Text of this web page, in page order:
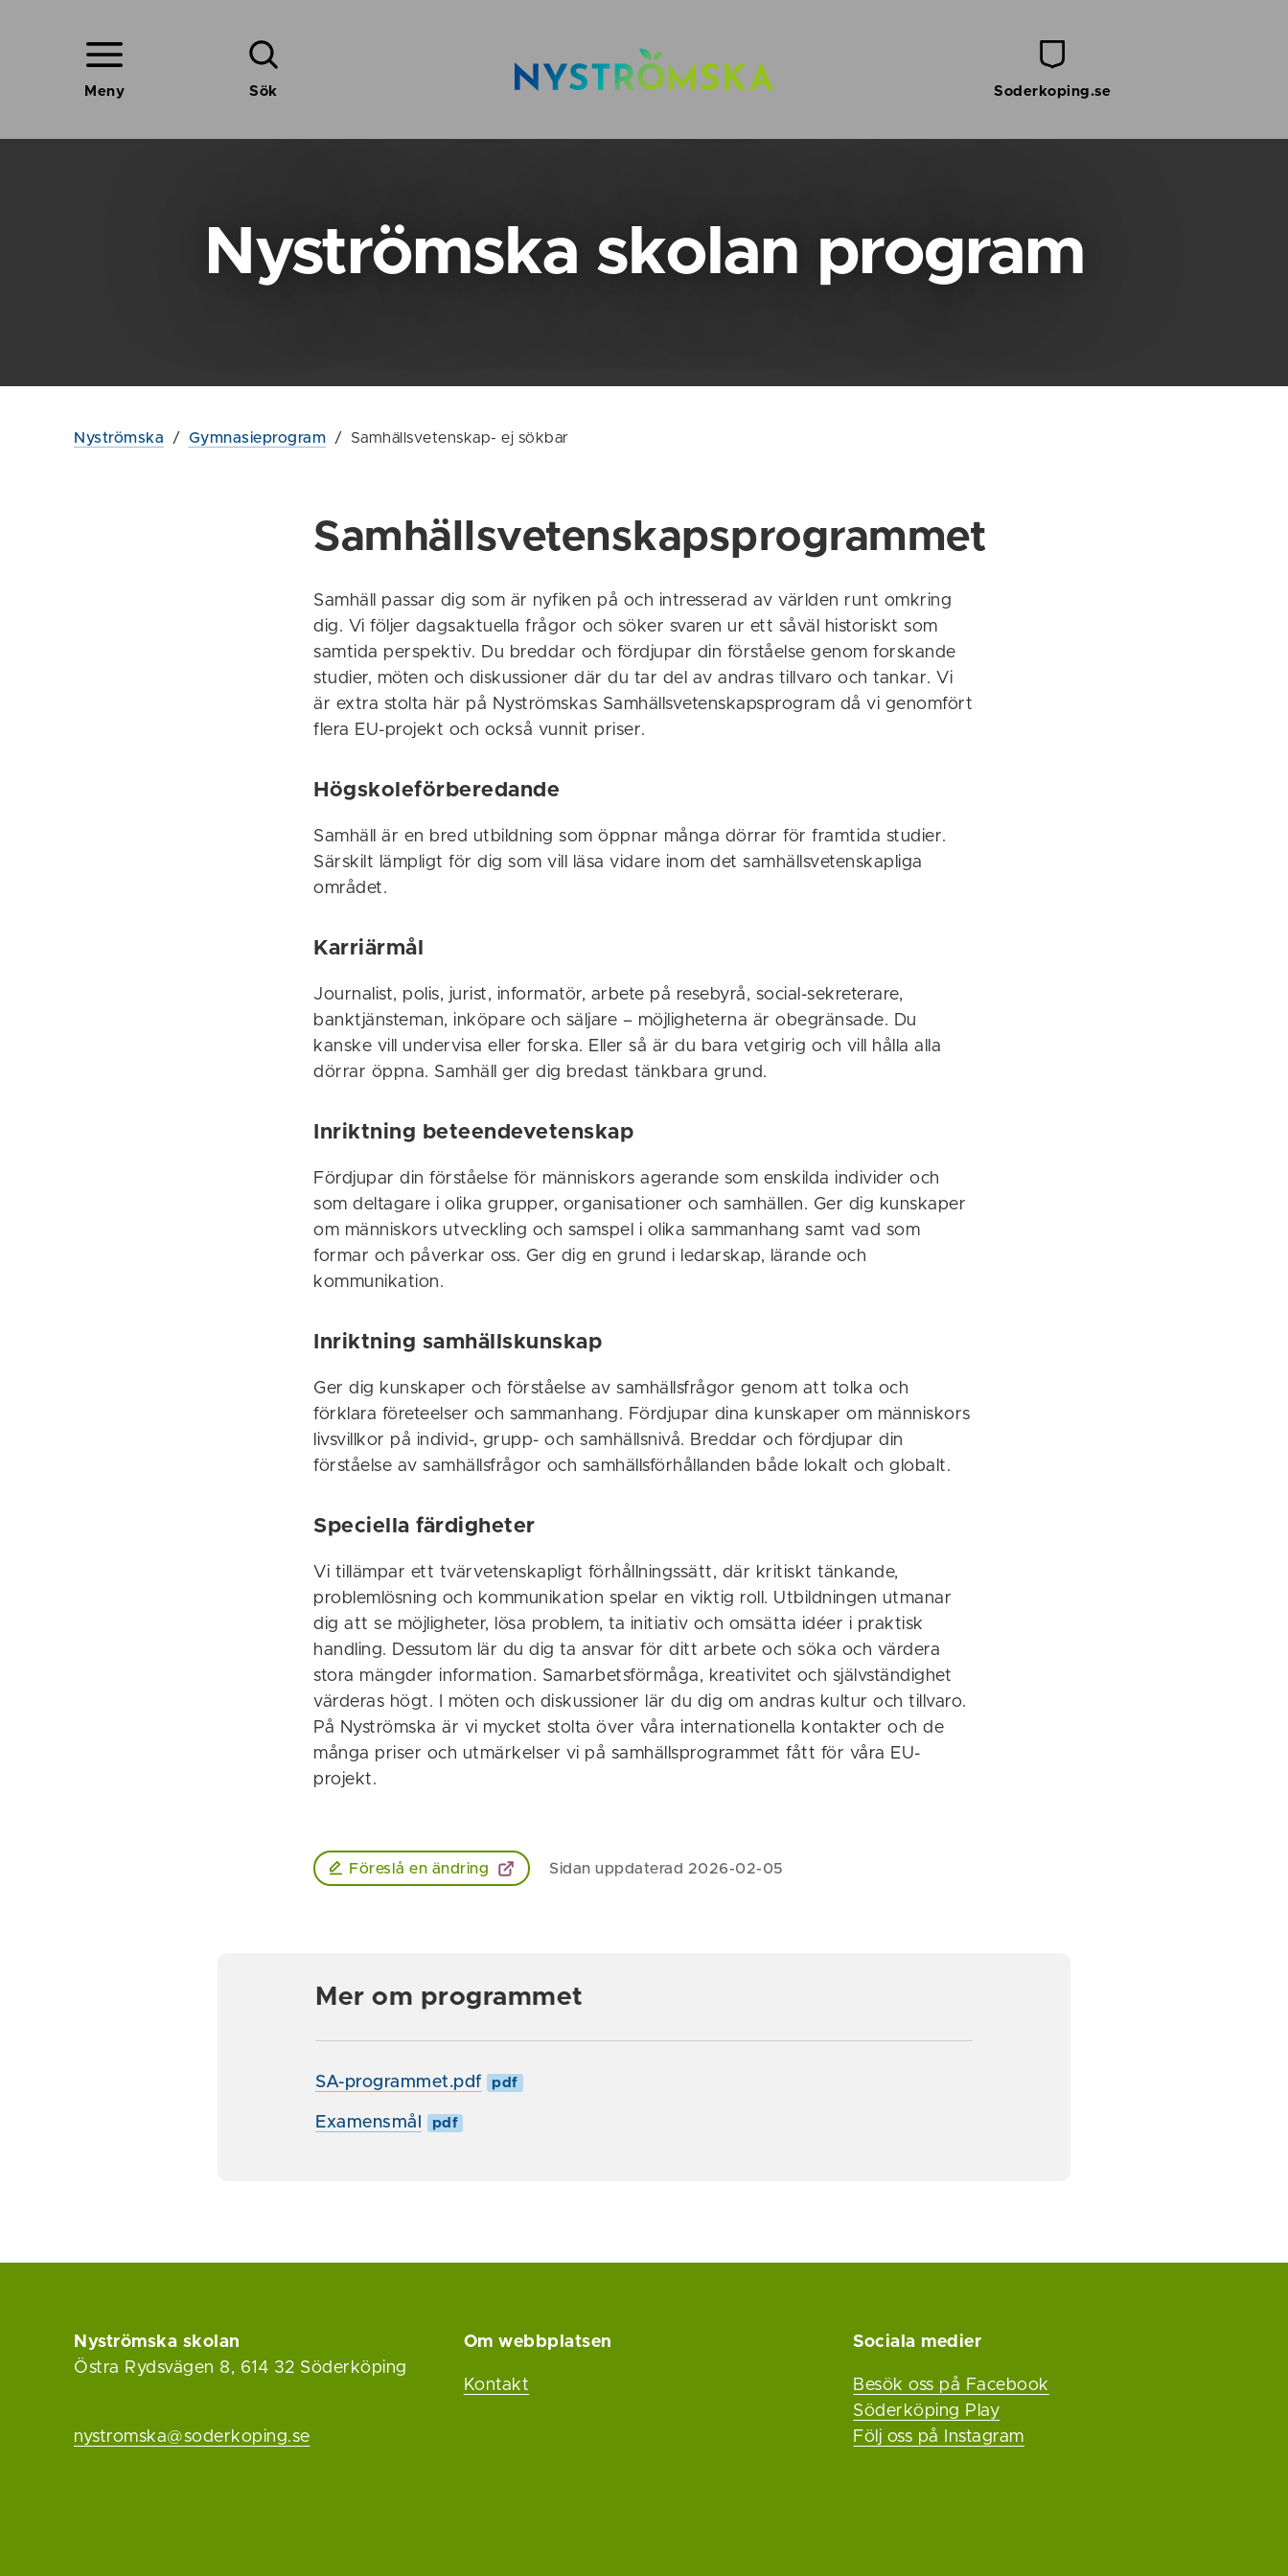
Meny Sök Soderkoping.se
Nyströmska skolan program
Nyströmska / Gymnasieprogram / Samhällsvetenskap- ej sökbar
Samhällsvetenskapsprogrammet
Samhäll passar dig som är nyfiken på och intresserad av världen runt omkring
dig. Vi följer dagsaktuella frågor och söker svaren ur ett såväl historiskt som
samtida perspektiv. Du breddar och fördjupar din förståelse genom forskande
studier, möten och diskussioner där du tar del av andras tillvaro och tankar. Vi
är extra stolta här på Nyströmskas Samhällsvetenskapsprogram då vi genomfört
flera EU-projekt och också vunnit priser.
Högskoleförberedande
Samhäll är en bred utbildning som öppnar många dörrar för framtida studier.
Särskilt lämpligt för dig som vill läsa vidare inom det samhällsvetenskapliga
området.
Karriärmål
Journalist, polis, jurist, informatör, arbete på resebyrå, social-sekreterare,
banktjänsteman, inköpare och säljare – möjligheterna är obegränsade. Du
kanske vill undervisa eller forska. Eller så är du bara vetgirig och vill hålla alla
dörrar öppna. Samhäll ger dig bredast tänkbara grund.
Inriktning beteendevetenskap
Fördjupar din förståelse för människors agerande som enskilda individer och
som deltagare i olika grupper, organisationer och samhällen. Ger dig kunskaper
om människors utveckling och samspel i olika sammanhang samt vad som
formar och påverkar oss. Ger dig en grund i ledarskap, lärande och
kommunikation.
Inriktning samhällskunskap
Ger dig kunskaper och förståelse av samhällsfrågor genom att tolka och
förklara företeelser och sammanhang. Fördjupar dina kunskaper om människors
livsvillkor på individ-, grupp- och samhällsnivå. Breddar och fördjupar din
förståelse av samhällsfrågor och samhällsförhållanden både lokalt och globalt.
Speciella färdigheter
Vi tillämpar ett tvärvetenskapligt förhållningssätt, där kritiskt tänkande,
problemlösning och kommunikation spelar en viktig roll. Utbildningen utmanar
dig att se möjligheter, lösa problem, ta initiativ och omsätta idéer i praktisk
handling. Dessutom lär du dig ta ansvar för ditt arbete och söka och värdera
stora mängder information. Samarbetsförmåga, kreativitet och självständighet
värderas högt. I möten och diskussioner lär du dig om andras kultur och tillvaro.
På Nyströmska är vi mycket stolta över våra internationella kontakter och de
många priser och utmärkelser vi på samhällsprogrammet fått för våra EU-
projekt.
Föreslå en ändring Sidan uppdaterad 2026-02-05
Mer om programmet
SA-programmet.pdf pdf
Examensmål pdf
Nyströmska skolan
Östra Rydsvägen 8, 614 32 Söderköping
nystromska@soderkoping.se
Om webbplatsen
Kontakt
Sociala medier
Besök oss på Facebook
Söderköping Play
Följ oss på Instagram